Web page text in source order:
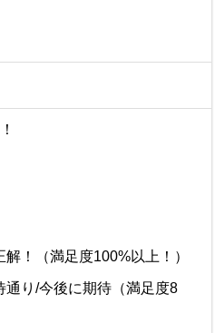
！（満足度100%以上！）
り/今後に期待（満足度8